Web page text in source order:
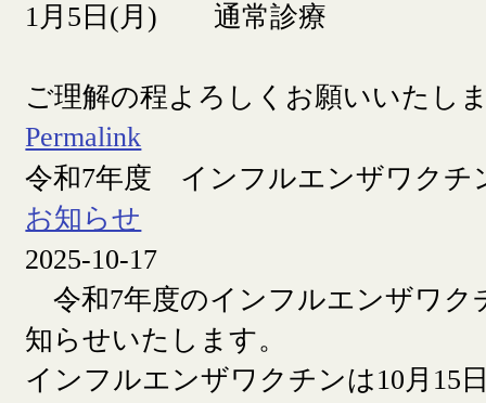
1月5日(月) 通常診療
ご理解の程よろしくお願いいたし
Permalink
令和7年度 インフルエンザワクチ
お知らせ
2025-10-17
令和7年度のインフルエンザワク
知らせいたします。
インフルエンザワクチンは10月15